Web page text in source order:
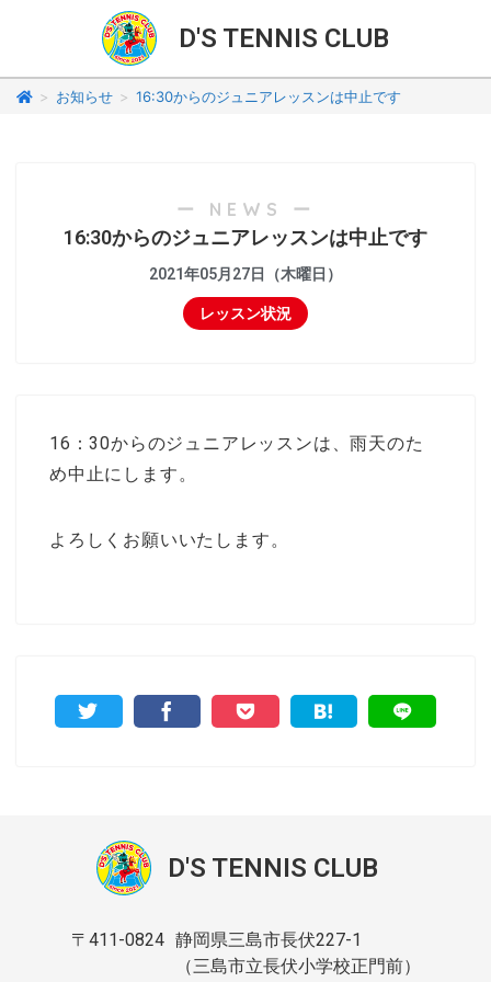
D'S TENNIS CLUB
> お知らせ > 16:30からのジュニアレッスンは中止です
ー NEWS ー
16:30からのジュニアレッスンは中止です
2021年05月27日（木曜日）
レッスン状況
16：30からのジュニアレッスンは、雨天のた
め中止にします。
よろしくお願いいたします。
D'S TENNIS CLUB
〒411-0824 静岡県三島市長伏227-1
（三島市立長伏小学校正門前）